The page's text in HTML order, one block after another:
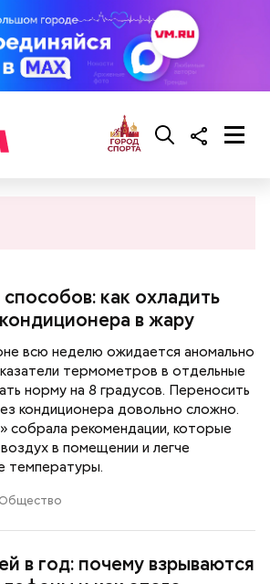
как охладить
в жару
всю неделю ожидается аномально
термометров в отдельные
норму на 8 градусов. Переносить
кондиционера довольно сложно.
собрала рекомендации, которые
в помещении и легче
температуры.
Общество
в год: почему взрываются